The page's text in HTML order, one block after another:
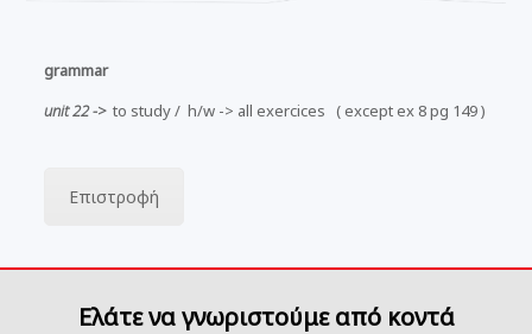
grammar
unit 22 ->to study / h/w -> all exercices ( except ex 8 pg 149 )
Επιστροφή
Ελάτε να γνωριστούμε από κοντά